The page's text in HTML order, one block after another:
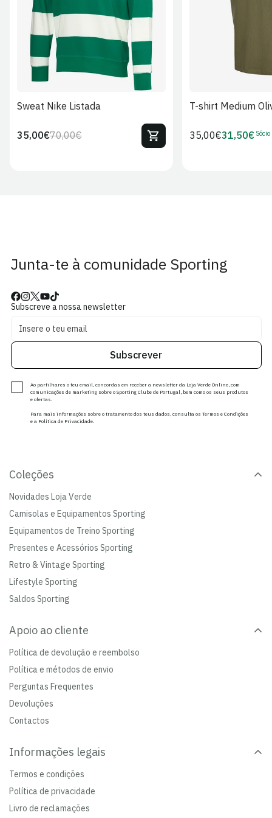
Sweat Nike Listada
Preço
70,00€Preço
35,00€
T-shirt Medium
Preço
35,00€Preço
31,50€ Sócio
Junta-te à comunidade Sporting
Subscreve a nossa newsletter
Subscrever
Ao partilhares o teu email, concordas em receber a newsletter da Loja Verde Online, com
comunicações de marketing sobre o Sporting Clube de Portugal, bem como os seus produtos
e ofertas.
Para mais informações sobre o tratamento dos teus dados, consulta os Termos e Condições
e a Política de Privacidade.
Coleções
Novidades Loja Verde
Camisolas e Equipamentos Sporting
Equipamentos de Treino Sporting
Presentes e Acessórios Sporting
Retro & Vintage Sporting
Lifestyle Sporting
Saldos Sporting
Apoio ao cliente
Política de devolução e reembolso
Política e métodos de envio
Perguntas Frequentes
Devoluções
Contactos
Informações legais
Termos e condições
Política de privacidade
Livro de reclamações